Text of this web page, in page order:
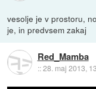
vesolje je v prostoru,
je, in predvsem zakaj
Red_Mamba
::28. maj 2013,